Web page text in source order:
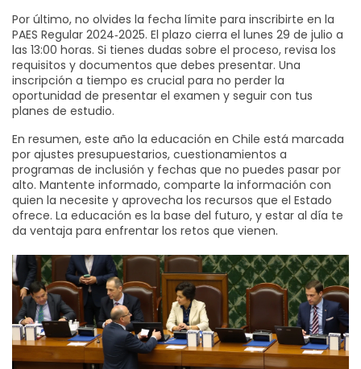
Por último, no olvides la fecha límite para inscribirte en la
PAES Regular 2024‑2025. El plazo cierra el lunes 29 de julio a
las 13:00 horas. Si tienes dudas sobre el proceso, revisa los
requisitos y documentos que debes presentar. Una
inscripción a tiempo es crucial para no perder la
oportunidad de presentar el examen y seguir con tus
planes de estudio.
En resumen, este año la educación en Chile está marcada
por ajustes presupuestarios, cuestionamientos a
programas de inclusión y fechas que no puedes pasar por
alto. Mantente informado, comparte la información con
quien la necesite y aprovecha los recursos que el Estado
ofrece. La educación es la base del futuro, y estar al día te
da ventaja para enfrentar los retos que vienen.